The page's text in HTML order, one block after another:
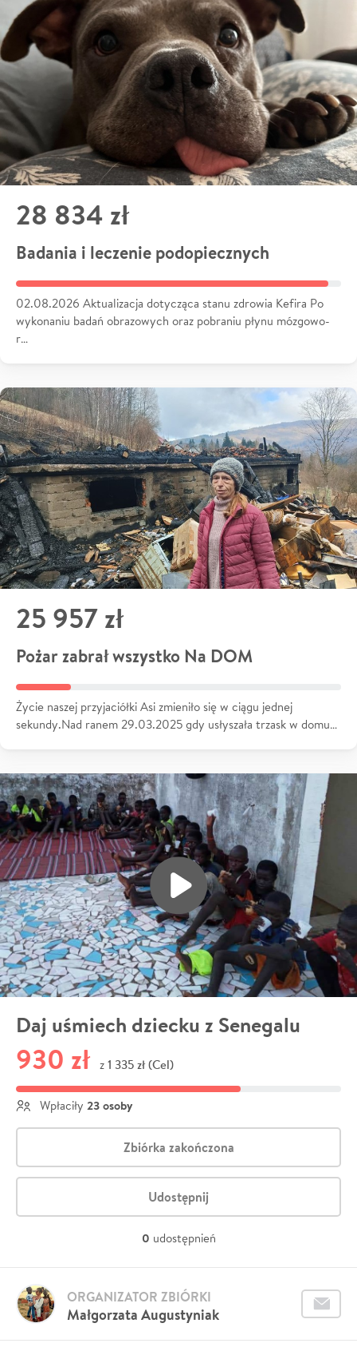
28 834 zł
Badania i leczenie podopiecznych
02.08.2026 Aktualizacja dotycząca stanu zdrowia Kefira Po
wykonaniu badań obrazowych oraz pobraniu płynu mózgowo-
r…
25 957 zł
Pożar zabrał wszystko Na DOM
Życie naszej przyjaciółki Asi zmieniło się w ciągu jednej
sekundy.Nad ranem 29.03.2025 gdy usłyszała trzask w domu…
Daj uśmiech dziecku z Senegalu
930 zł z 1 335 zł (Cel)
Wpłaciły 23 osoby
Zbiórka zakończona
Udostępnij
0 udostępnień
Małgorzata Augustyniak
ORGANIZATOR ZBIÓRKI